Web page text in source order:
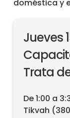
doméstica y
Jueves
Trata
De 1:00 a
Tikvah